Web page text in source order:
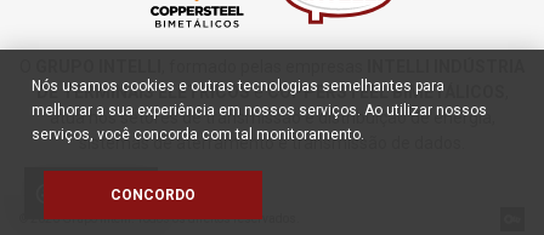
DE TERMINAIS ELÉTRICOSeCOPPERSTEEL BIMETÁLICOS
atua nos setores de transmissão e distribuição de energia,
sistemas de aterramento e transmissão de dados.
© 2026 Grupo Intelli. Todos os direitos reservados.
Cookies
Nós usamos cookies e outras tecnologias semelhantes para
melhorar a sua experiência em nossos serviços. Ao utilizar nossos
serviços, você concorda com tal monitoramento.
CONCORDO